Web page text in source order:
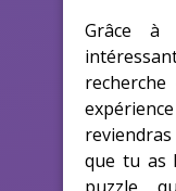
Grâce à
que tu as